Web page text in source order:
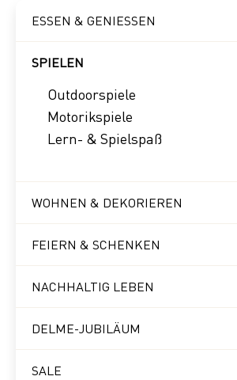
ESSEN & GENIESSEN
SPIELEN
Outdoorspiele
Motorikspiele
Lern- & Spielspaß
WOHNEN & DEKORIEREN
FEIERN & SCHENKEN
NACHHALTIG LEBEN
DELME-JUBILÄUM
SALE